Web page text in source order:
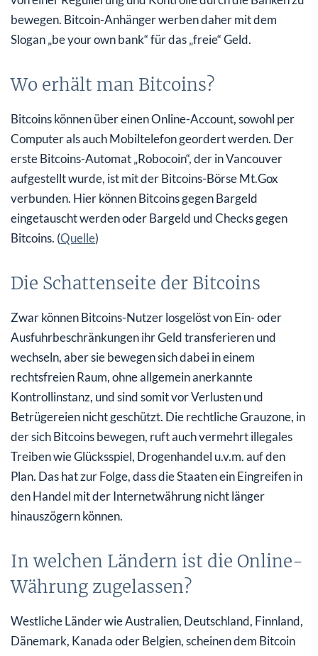
bewegen. Bitcoin-Anhänger werben daher mit dem
Slogan „be your own bank“ für das „freie“ Geld.
Wo erhält man Bitcoins?
Bitcoins können über einen Online-Account, sowohl per
Computer als auch Mobiltelefon geordert werden. Der
erste Bitcoins-Automat „Robocoin“, der in Vancouver
aufgestellt wurde, ist mit der Bitcoins-Börse Mt.Gox
verbunden. Hier können Bitcoins gegen Bargeld
eingetauscht werden oder Bargeld und Checks gegen
Bitcoins. (Quelle)
Die Schattenseite der Bitcoins
Zwar können Bitcoins-Nutzer losgelöst von Ein- oder
Ausfuhrbeschränkungen ihr Geld transferieren und
wechseln, aber sie bewegen sich dabei in einem
rechtsfreien Raum, ohne allgemein anerkannte
Kontrollinstanz, und sind somit vor Verlusten und
Betrügereien nicht geschützt. Die rechtliche Grauzone, in
der sich Bitcoins bewegen, ruft auch vermehrt illegales
Treiben wie Glücksspiel, Drogenhandel u.v.m. auf den
Plan. Das hat zur Folge, dass die Staaten ein Eingreifen in
den Handel mit der Internetwährung nicht länger
hinauszögern können.
In welchen Ländern ist die Online-
Währung zugelassen?
Westliche Länder wie Australien, Deutschland, Finnland,
Dänemark, Kanada oder Belgien, scheinen dem Bitcoin